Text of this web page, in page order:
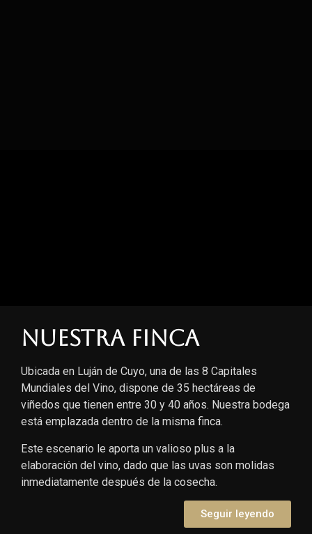
Nuestra finca
Ubicada en Luján de Cuyo, una de las 8 Capitales
Mundiales del Vino, dispone de 35 hectáreas de
viñedos que tienen entre 30 y 40 años. Nuestra bodega
está emplazada dentro de la misma finca.
Este escenario le aporta un valioso plus a la
elaboración del vino, dado que las uvas son molidas
inmediatamente después de la cosecha.
Seguir leyendo